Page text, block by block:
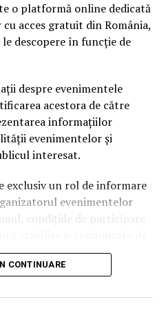
o platformă online dedicată
acces gratuit din România,
descopere în funcție de
despre evenimentele
acestora de către
informațiilor
evenimentelor și
interesat.
exclusiv un rol de informare
evenimentelor
condițiile de participare
CONTINUARE